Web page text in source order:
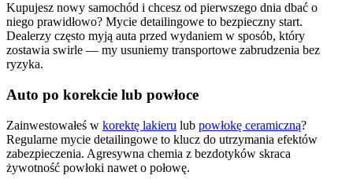
Kupujesz nowy samochód i chcesz od pierwszego dnia dbać o
niego prawidłowo? Mycie detailingowe to bezpieczny start.
Dealerzy często myją auta przed wydaniem w sposób, który
zostawia swirle — my usuniemy transportowe zabrudzenia bez
ryzyka.
Auto po korekcie lub powłoce
Zainwestowałeś w korektę lakieru lub powłokę ceramiczną?
Regularne mycie detailingowe to klucz do utrzymania efektów
zabezpieczenia. Agresywna chemia z bezdotyków skraca
żywotność powłoki nawet o połowę.